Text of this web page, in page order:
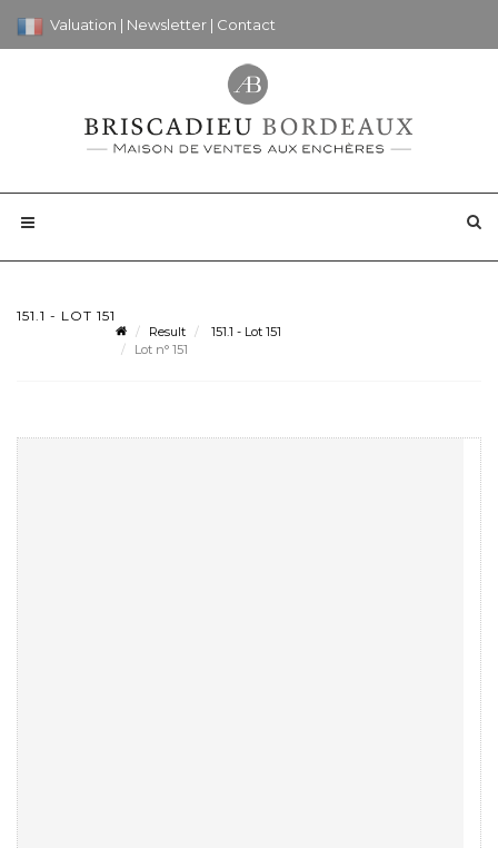
Valuation | Newsletter | Contact
151.1 - LOT 151
Result
151.1 - Lot 151
Lot n° 151